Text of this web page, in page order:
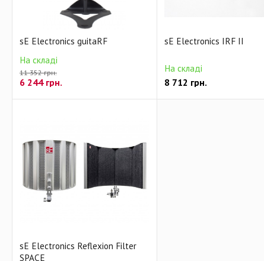
sE Electronics guitaRF
На складі
11 352 грн.
6 244грн.
sE Electronics IRF II
На складі
8 712 грн.
sE Electronics Reflexion Filter
SPACE